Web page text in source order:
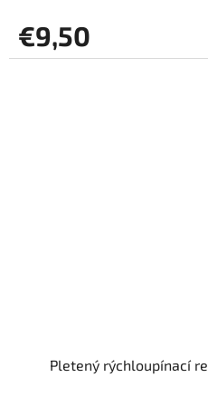
€9,50
Pletený rýchloupínací